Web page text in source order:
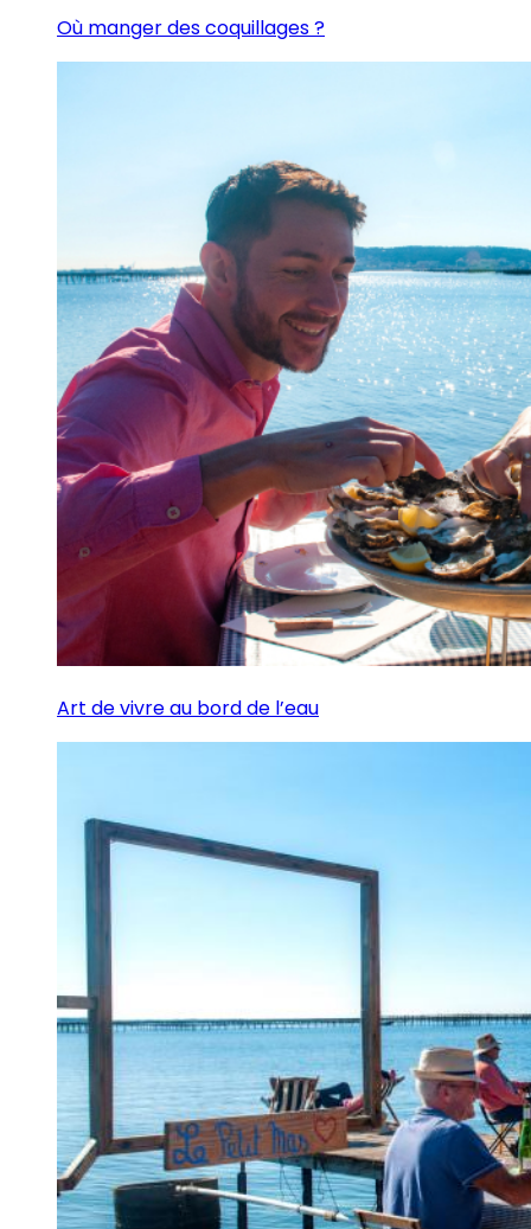
Où manger des coquillages ?
Art de vivre au bord de l’eau